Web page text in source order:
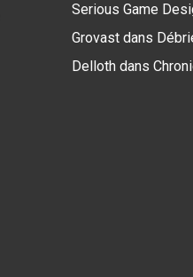
Serious Game
Grovast dans
Delloth dans